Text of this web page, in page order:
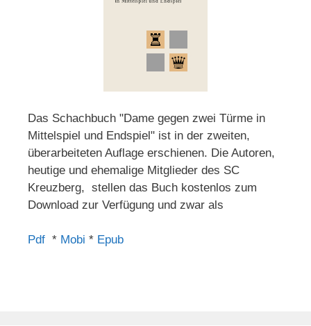
Das Schachbuch "Dame gegen zwei Türme in
Mittelspiel und Endspiel" ist in der zweiten,
überarbeiteten Auflage erschienen. Die Autoren,
heutige und ehemalige Mitglieder des SC
Kreuzberg, stellen das Buch kostenlos zum
Download zur Verfügung und zwar als
Pdf * Mobi * Epub